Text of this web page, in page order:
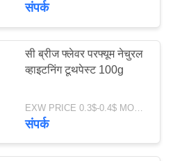
टैबलेट
संपर्क
सी ब्रीज फ्लेवर परफ्यूम नेचुरल
व्हाइटनिंग टूथपेस्ट 100g
संपर्क